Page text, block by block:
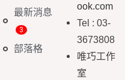
最新消息
部落格
ook.com
Tel : 03-
3673808
唯巧工作
室